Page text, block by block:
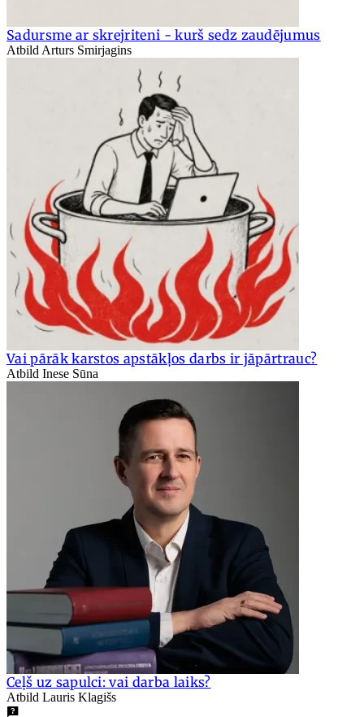
Sadursme ar skrejriteni - kurš sedz zaudējumus
Atbild Arturs Smirjagins
Vai pārāk karstos apstākļos darbs ir jāpārtrauc?
Atbild Inese Sūna
Ceļš uz sapulci: vai darba laiks?
Atbild Lauris Klagišs